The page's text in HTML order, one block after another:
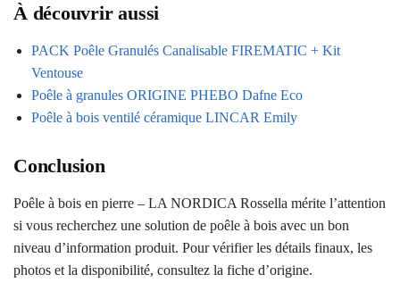
À découvrir aussi
PACK Poêle Granulés Canalisable FIREMATIC + Kit
Ventouse
Poêle à granules ORIGINE PHEBO Dafne Eco
Poêle à bois ventilé céramique LINCAR Emily
Conclusion
Poêle à bois en pierre – LA NORDICA Rossella mérite l’attention
si vous recherchez une solution de poêle à bois avec un bon
niveau d’information produit. Pour vérifier les détails finaux, les
photos et la disponibilité, consultez la fiche d’origine.